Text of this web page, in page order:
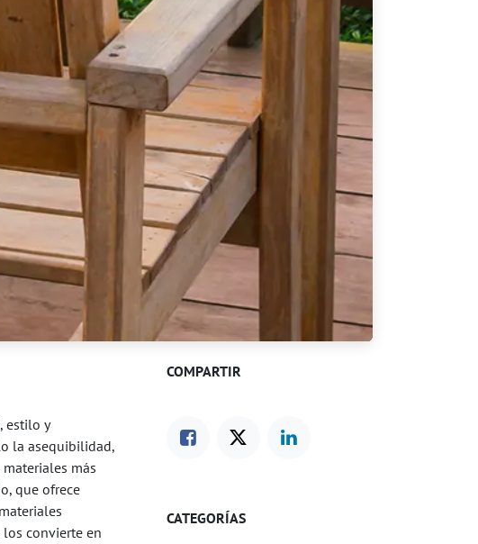
estilo y
la asequibilidad,
más
que ofrece
convierte en
COMPARTIR
CATEGORÍAS